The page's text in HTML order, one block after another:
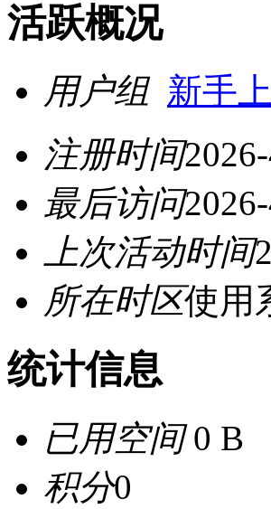
活跃概况
用户组 新手
注册时间
最后访问
上次活动时间
所在时区使用
统计信息
已用空间0 B
积分0